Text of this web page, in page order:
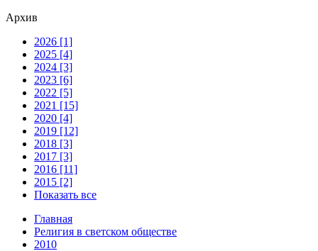
Архив
2026 [1]
2025 [4]
2024 [3]
2023 [6]
2022 [5]
2021 [15]
2020 [4]
2019 [12]
2018 [3]
2017 [3]
2016 [11]
2015 [2]
Показать все
Главная
Религия в светском обществе
2010